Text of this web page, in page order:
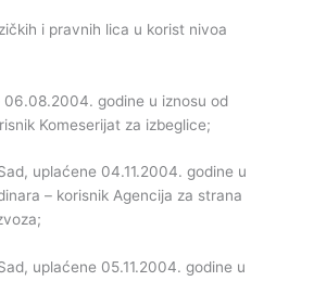
i pravnih lica u korist nivoa
06.08.2004. godine u iznosu od
Komeserijat za izbeglice;
uplaćene 04.11.2004. godine u
– korisnik Agencija za strana
uplaćene 05.11.2004. godine u